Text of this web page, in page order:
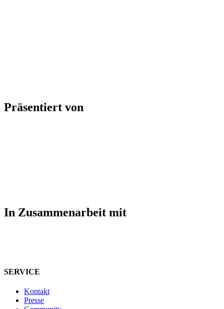
Präsentiert von
In Zusammenarbeit mit
SERVICE
Kontakt
Presse